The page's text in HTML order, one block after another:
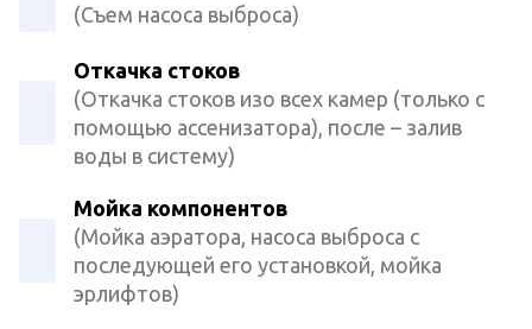
(Съем насоса выброса)
Откачка стоков
(Откачка стоков изо всех камер (только с
помощью ассенизатора), после – залив
воды в систему)
Мойка компонентов
(Мойка аэратора, насоса выброса с
последующей его установкой, мойка
эрлифтов)